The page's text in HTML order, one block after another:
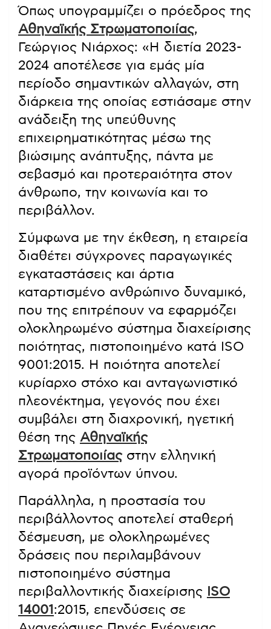
Όπως υπογραμμίζει ο πρόεδρος της
Αθηναϊκής Στρωματοποιίας,
Γεώργιος Νιάρχος: «Η διετία 2023-
2024 αποτέλεσε για εμάς μία
περίοδο σημαντικών αλλαγών, στη
διάρκεια της οποίας εστιάσαμε στην
ανάδειξη της υπεύθυνης
επιχειρηματικότητας μέσω της
βιώσιμης ανάπτυξης, πάντα με
σεβασμό και προτεραιότητα στον
άνθρωπο, την κοινωνία και το
περιβάλλον.
Σύμφωνα με την έκθεση, η εταιρεία
διαθέτει σύγχρονες παραγωγικές
εγκαταστάσεις και άρτια
καταρτισμένο ανθρώπινο δυναμικό,
που της επιτρέπουν να εφαρμόζει
ολοκληρωμένο σύστημα διαχείρισης
ποιότητας, πιστοποιημένο κατά ISO
9001:2015. Η ποιότητα αποτελεί
κυρίαρχο στόχο και ανταγωνιστικό
πλεονέκτημα, γεγονός που έχει
συμβάλει στη διαχρονική, ηγετική
θέση της Αθηναϊκής
Στρωματοποιίαςστην ελληνική
αγορά προϊόντων ύπνου.
Παράλληλα, η προστασία του
περιβάλλοντος αποτελεί σταθερή
δέσμευση, με ολοκληρωμένες
δράσεις που περιλαμβάνουν
πιστοποιημένο σύστημα
περιβαλλοντικής διαχείρισης
ISO
14001 :2015, επενδύσεις σε